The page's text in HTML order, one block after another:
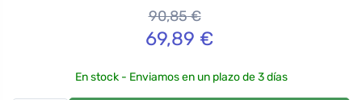
90,85€
69,89 €
En stock - Enviamos en un plazo de 3 días